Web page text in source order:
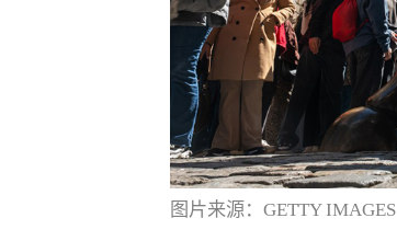
图片来源：GETTY IMAGES